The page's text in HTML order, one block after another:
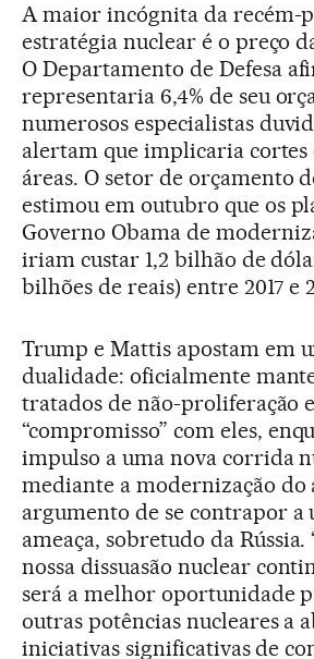
A maior incógnita da recém-
estratégia nuclear é o preço
O Departamento de Defesa
representaria 6,4% de seu
numerosos especialistas
alertam que implicaria cortes
áreas. O setor de orçamento
estimou em outubro que os
Governo Obama de
iriam custar 1,2 bilhão de
bilhões de reais) entre 2017 e
Trump e Mattis apostam em
dualidade: oficialmente
tratados de não-proliferação
“compromisso” com eles,
impulso a uma nova corrida
mediante a modernização do
argumento de se contrapor a
ameaça, sobretudo da
nossa dissuasão nuclear
será a melhor oportunidade
outras potências nucleares a
iniciativas significativas de